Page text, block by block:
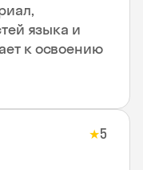
языка и
к освоению
★5